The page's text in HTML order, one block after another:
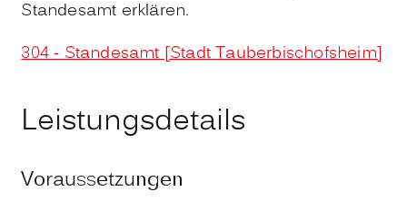
Standesamt erklären.
304 - Standesamt [Stadt Tauberbischofsheim]
Leistungsdetails
Voraussetzungen